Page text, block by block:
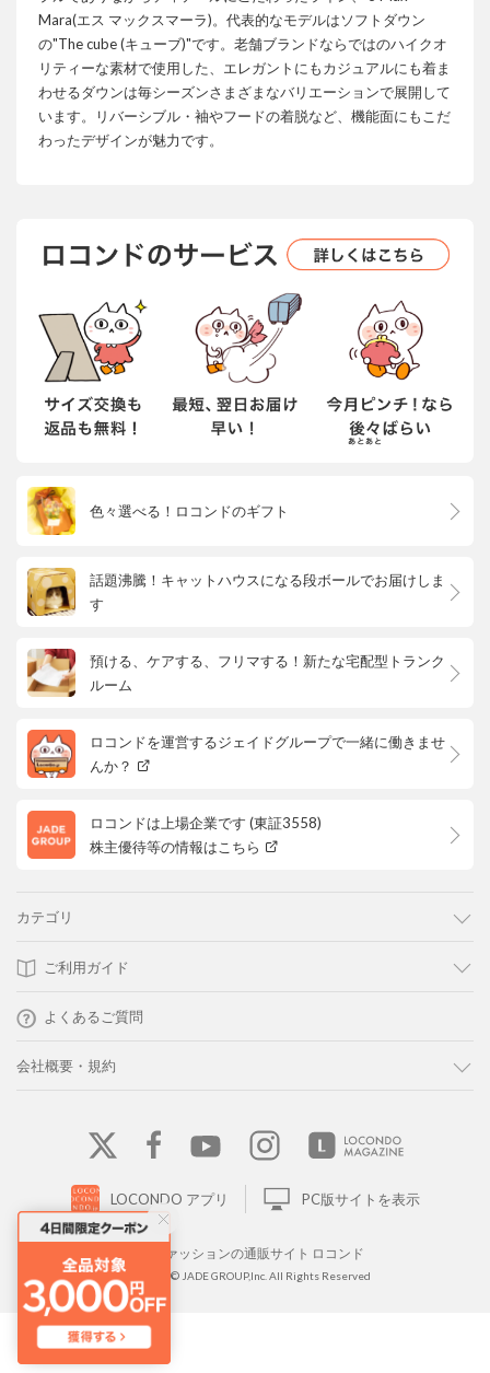
Mara(エス マックスマーラ)。代表的なモデルはソフトダウン
の"The cube (キューブ)"です。老舗ブランドならではのハイクオ
リティーな素材で使用した、エレガントにもカジュアルにも着ま
わせるダウンは毎シーズンさまざまなバリエーションで展開して
います。リバーシブル・袖やフードの着脱など、機能面にもこだ
わったデザインが魅力です。
色々選べる！ロコンドのギフト
話題沸騰！キャットハウスになる段ボールでお届けしま
す
預ける、ケアする、フリマする！新たな宅配型トランク
ルーム
ロコンドを運営するジェイドグループで一緒に働きませ
んか？
ロコンドは上場企業です (東証3558)
株主優待等の情報はこちら
カテゴリ
ご利用ガイド
よくあるご質問
会社概要・規約
LOCONDO アプリ PC版サイトを表示
靴とファッションの通販サイト ロコンド
Copyright © JADE GROUP,Inc. All Rights Reserved